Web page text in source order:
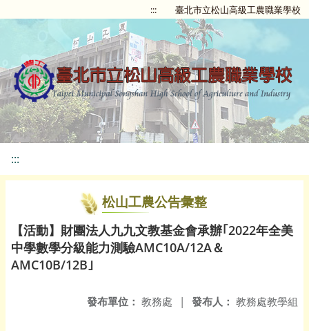
::: 臺北市立松山高級工農職業學校
:::
松山工農公告彙整
【活動】財團法人九九文教基金會承辦｢2022年全美
中學數學分級能力測驗AMC10A/12A＆
AMC10B/12B｣
發布人： 教務處教學組
發布單位： 教務處 |